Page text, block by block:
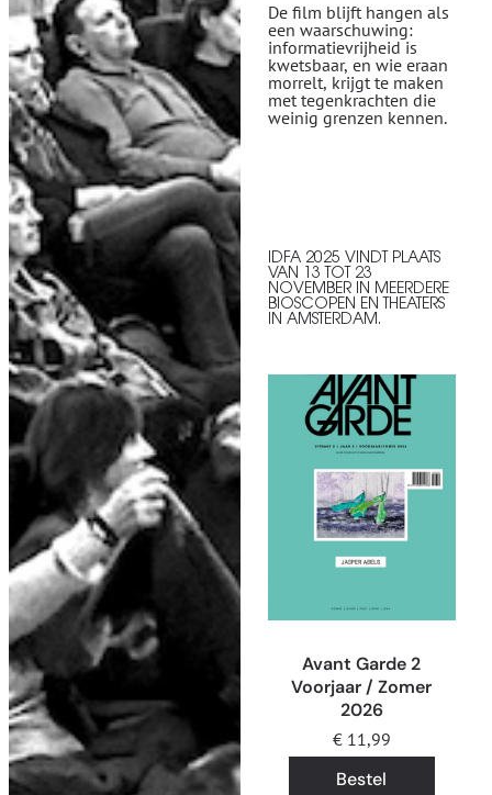
De film blijft hangen als
een waarschuwing:
informatievrijheid is
kwetsbaar, en wie eraan
morrelt, krijgt te maken
met tegenkrachten die
weinig grenzen kennen.
IDFA 2025 VINDT PLAATS
VAN 13 TOT 23
NOVEMBER IN MEERDERE
BIOSCOPEN EN THEATERS
IN AMSTERDAM.
Avant Garde 2
Voorjaar / Zomer
2026
€11,99
Bestel